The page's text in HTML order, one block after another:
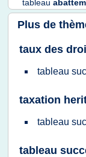
tableau
Plus de
taux des
tableau
taxation
tableau
tableau